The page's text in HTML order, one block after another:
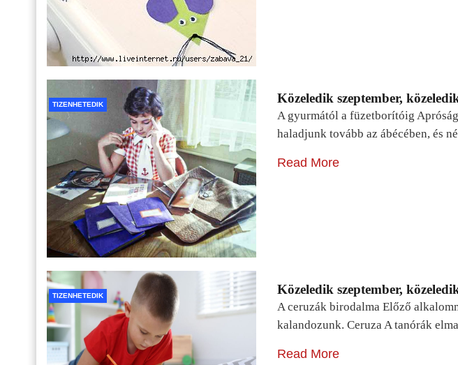
TIZENHETEDIK Közeledik szeptember,
A gyurmától a füzetborítóig
haladjunk tovább az ábécében, és
Read More
TIZENHETEDIK Közeledik szeptember,
A ceruzák birodalma Előző
kalandozunk. Ceruza A tanórák
Read More